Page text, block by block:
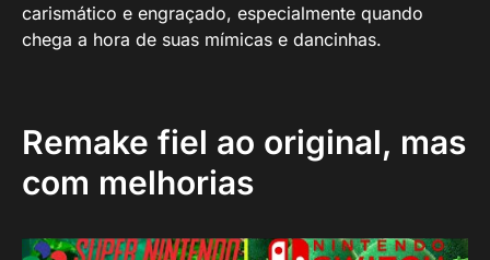
carismático e engraçado, especialmente quando
chega a hora de suas mímicas e dancinhas.
Remake fiel ao original, mas
com melhorias